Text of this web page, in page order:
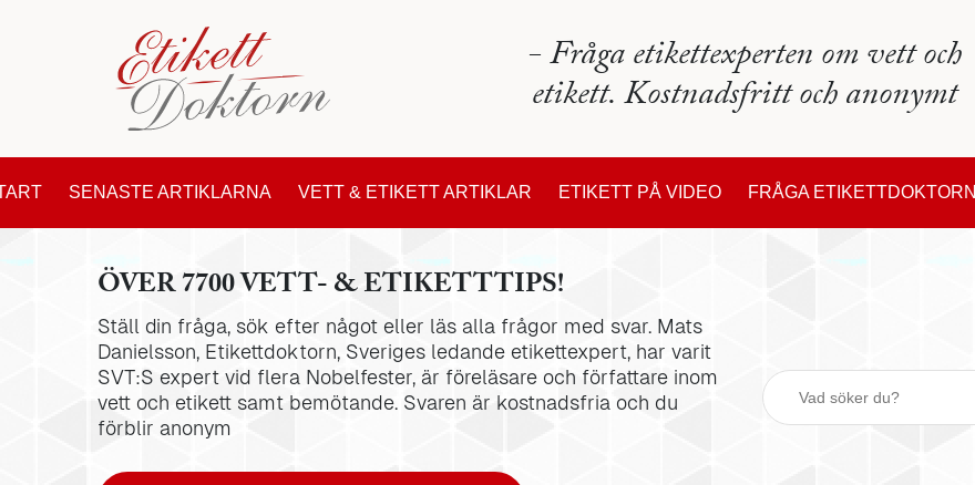
- Fråga etikettexperten om vett och
etikett. Kostnadsfritt och anonymt
SENASTE ARTIKLARNA VETT & ETIKETT ARTIKLAR ETIKETT PÅ VIDEO FRÅGA ETIKETTDOKTORN
ÖVER 7700 VETT- & ETIKETTTIPS!
Ställ din fråga, sök efter något eller läs alla frågor med svar. Mats
Danielsson, Etikettdoktorn, Sveriges ledande etikettexpert, har varit
SVT:S expert vid flera Nobelfester, är föreläsare och författare inom
vett och etikett samt bemötande. Svaren är kostnadsfria och du
förblir anonym